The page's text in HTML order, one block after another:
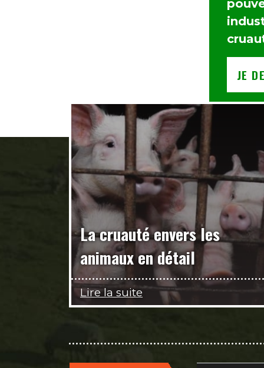
JE
La cruauté envers les
animaux en détail
Lire la suite